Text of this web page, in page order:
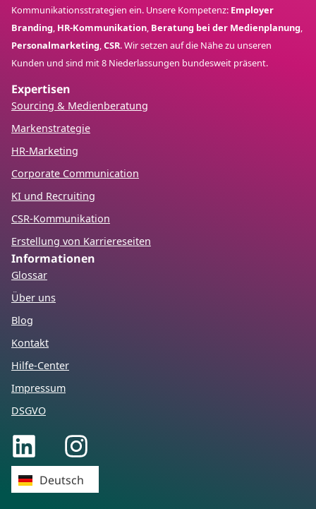
Kommunikationsstrategien ein. Unsere Kompetenz: Employer
Branding, HR-Kommunikation, Beratung bei der Medienplanung,
Personalmarketing,CSR. Wir setzen auf die Nähe zu unseren
Kunden und sind mit 8 Niederlassungen bundesweit präsent.
Expertisen
Sourcing & Medienberatung
Markenstrategie
HR-Marketing
Corporate Communication
KI und Recruiting
CSR-Kommunikation
Erstellung von Karriereseiten
Informationen
Glossar
Über uns
Blog
Kontakt
Hilfe-Center
Impressum
DSGVO
Deutsch
Français
English